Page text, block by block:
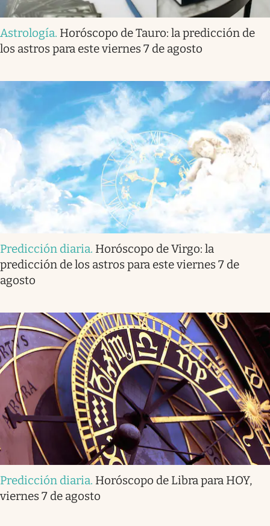
Astrología. Horóscopo de Tauro: la predicción de
los astros para este viernes 7 de agosto
Predicción diaria. Horóscopo de Virgo: la
predicción de los astros para este viernes 7 de
agosto
Predicción diaria. Horóscopo de Libra para HOY,
viernes 7 de agosto